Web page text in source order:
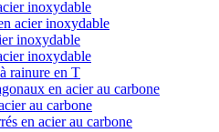
inoxydable
acier inoxydable
inoxydable
inoxydable
rainure en T
en acier au carbone
au carbone
en acier au carbone